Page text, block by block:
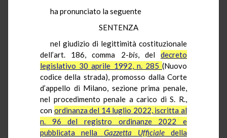
ha pronunciato la seguente
SENTENZA
nel giudizio di legittimità costituzionale
dell’art. 186, comma 2-bis, deldecreto
legislativo 30 aprile 1992, n. 285 (Nuovo
codice della strada), promosso dalla Corte
d’appello di Milano, sezione prima penale,
nel procedimento penale a carico di S. R.,
con ordinanza del 14 luglio 2022, iscritta al
n. 96 del registro ordinanze 2022 e
pubblicata nella Gazzetta Ufficialedella